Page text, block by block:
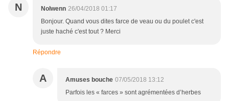
N Nolwenn 26/04/2018 01:17
Bonjour. Quand vous dites farce de veau ou du poulet c'est
juste haché c'est tout ? Merci
Répondre
A Amuses bouche 07/05/2018 13:12
Parfois les « farces » sont agrémentées d’herbes